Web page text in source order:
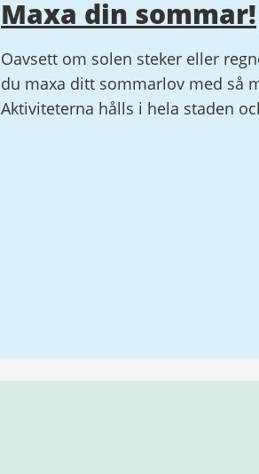
Maxa din sommar!
Oavsett om solen steker eller
du maxa ditt sommarlov med så
Aktiviteterna hålls i hela staden